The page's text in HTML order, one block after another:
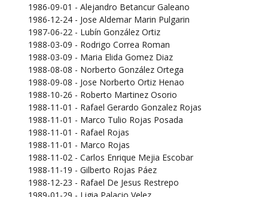
1986-09-01 - Alejandro Betancur Galeano
1986-12-24 - Jose Aldemar Marin Pulgarin
1987-06-22 - Lubín González Ortiz
1988-03-09 - Rodrigo Correa Roman
1988-03-09 - Maria Elida Gomez Diaz
1988-08-08 - Norberto González Ortega
1988-09-08 - Jose Norberto Ortiz Henao
1988-10-26 - Roberto Martinez Osorio
1988-11-01 - Rafael Gerardo Gonzalez Rojas
1988-11-01 - Marco Tulio Rojas Posada
1988-11-01 - Rafael Rojas
1988-11-01 - Marco Rojas
1988-11-02 - Carlos Enrique Mejia Escobar
1988-11-19 - Gilberto Rojas Páez
1988-12-23 - Rafael De Jesus Restrepo